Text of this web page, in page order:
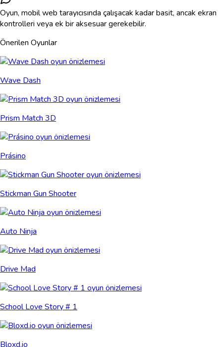
Oyun, mobil web tarayıcısında çalışacak kadar basit, ancak ekran
kontrolleri veya ek bir aksesuar gerekebilir.
Önerilen Oyunlar
Wave Dash
Prism Match 3D
Prásino
Stickman Gun Shooter
Auto Ninja
Drive Mad
School Love Story # 1
Bloxd.io